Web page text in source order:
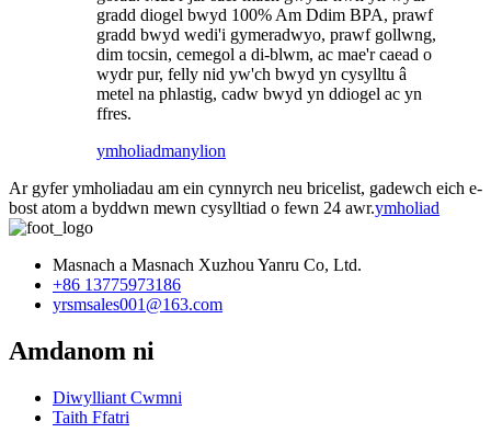
gradd diogel bwyd 100% Am Ddim BPA, prawf
gradd bwyd wedi'i gymeradwyo, prawf gollwng,
dim tocsin, cemegol a di-blwm, ac mae'r caead o
wydr pur, felly nid yw'ch bwyd yn cysylltu â
metel na phlastig, cadw bwyd yn ddiogel ac yn
ffres.
ymholiadmanylion
Ar gyfer ymholiadau am ein cynnyrch neu bricelist, gadewch eich e-
bost atom a byddwn mewn cysylltiad o fewn 24 awr.ymholiad
Masnach a Masnach Xuzhou Yanru Co, Ltd.
+86 13775973186
yrsmsales001@163.com
Amdanom ni
Diwylliant Cwmni
Taith Ffatri